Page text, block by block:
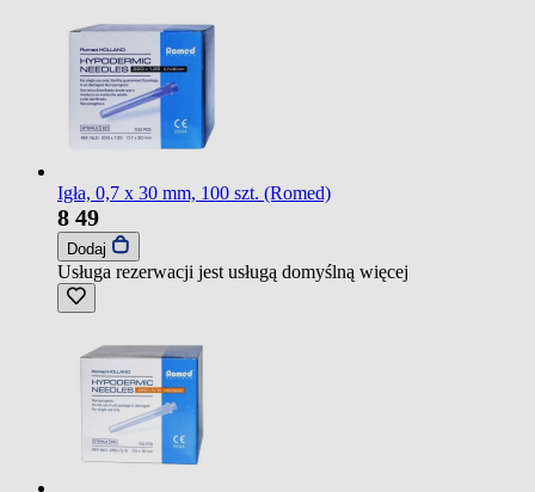
Igła, 0,7 x 30 mm, 100 szt. (Romed)
8 49
Dodaj
Usługa rezerwacji jest usługą domyślną więcej